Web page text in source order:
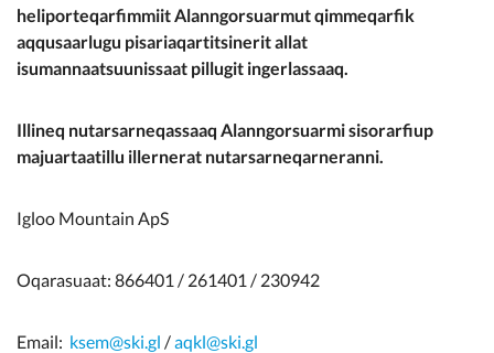
heliporteqarfimmiit Alanngorsuarmut qimmeqarfik
aqqusaarlugu pisariaqartitsinerit allat
isumannaatsuunissaat pillugit ingerlassaaq.
Illineq nutarsarneqassaaq Alanngorsuarmi sisorarfiup
majuartaatillu illernerat nutarsarneqarneranni.
Igloo Mountain ApS
Oqarasuaat: 866401 / 261401 / 230942
Email: ksem@ski.gl /aqkl@ski.gl